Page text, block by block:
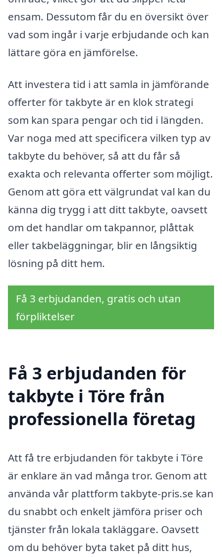
ensam. Dessutom får du en översikt över
vad som ingår i varje erbjudande och kan
lättare göra en jämförelse.
Att investera tid i att samla in jämförande
offerter för takbyte är en klok strategi
som kan spara pengar och tid i längden.
Var noga med att specificera vilken typ av
takbyte du behöver, så att du får så
exakta och relevanta offerter som möjligt.
Genom att göra ett välgrundat val kan du
känna dig trygg i att ditt takbyte, oavsett
om det handlar om takpannor, plåttak
eller takbeläggningar, blir en långsiktig
lösning på ditt hem.
Få 3 erbjudanden, gratis och utan
förpliktelser
Få 3 erbjudanden för
takbyte i Töre från
professionella företag
Att få tre erbjudanden för takbyte i Töre
är enklare än vad många tror. Genom att
använda vår plattform takbyte-pris.se kan
du snabbt och enkelt jämföra priser och
tjänster från lokala takläggare. Oavsett
om du behöver byta taket på ditt hus,